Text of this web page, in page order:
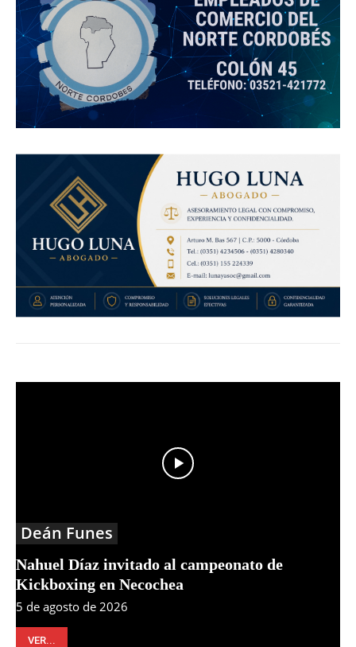
Deán Funes
Nahuel Díaz invitado al campeonato de
Kickboxing en Necochea
5 de agosto de 2026
VER...